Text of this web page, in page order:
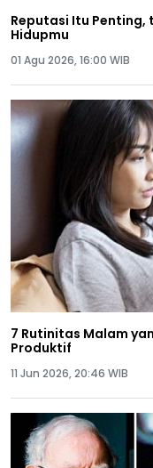
Reputasi Itu
Hidupmu
01 Agu 2026, 16:00 WIB
7 Rutinitas Malam
Produktif
11 Jun 2026, 20:46 WIB